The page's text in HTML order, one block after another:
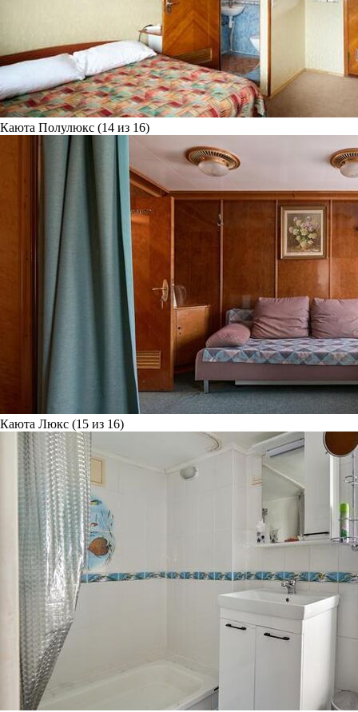
Каюта Полулюкс (14 из 16)
Каюта Люкс (15 из 16)